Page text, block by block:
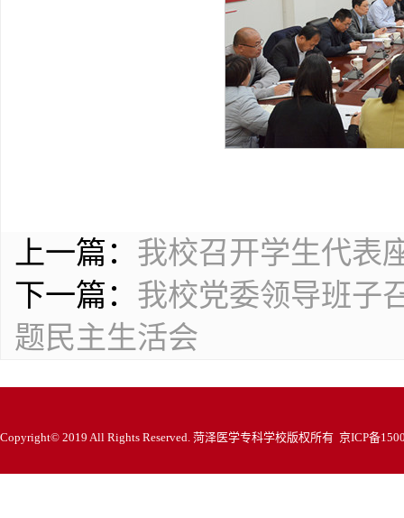
上一篇： 我校召开学生代表
下一篇： 我校党委领导班子
题民主生活会
Copyright© 2019 All Rights Reserved. 菏泽医学专科学校版权所有 京ICP备